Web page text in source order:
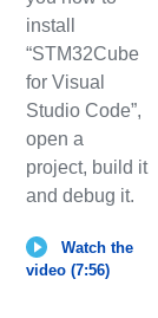
install
“STM32Cube
for Visual
Studio Code”,
open a
project, build it
and debug it.
Watch the
video (7:56)